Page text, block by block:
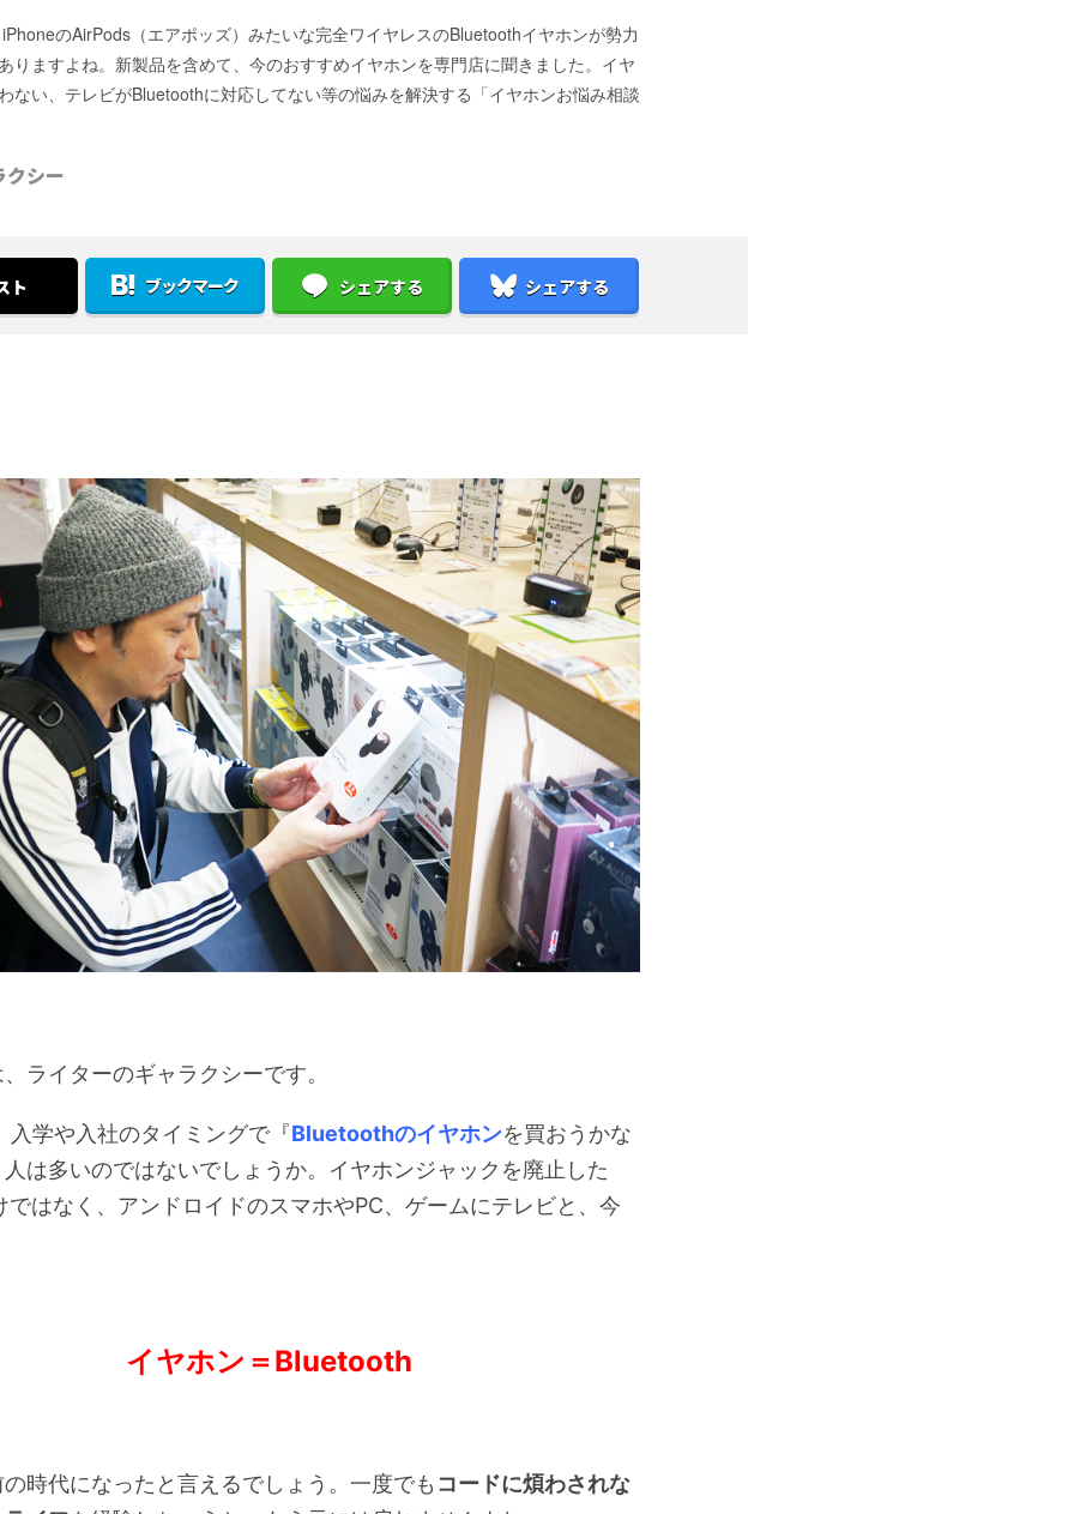
のAirPods（エアポッズ）みたいな完全ワイヤレスのBluetoothイヤホンが勢力
りますよね。新製品を含めて、今のおすすめイヤホンを専門店に聞きました。イヤ
ない、テレビがBluetoothに対応してない等の悩みを解決する「イヤホンお悩み相談
クシー
ト ブックマーク シェアする シェアする
ライターのギャラクシーです。
入学や入社のタイミングで『Bluetoothのイヤホンを買おうかな
は多いのではないでしょうか。イヤホンジャックを廃止した
ではなく、アンドロイドのスマホやPC、ゲームにテレビと、今
イヤホン＝Bluetooth
時代になったと言えるでしょう。一度でも コードに煩わされな